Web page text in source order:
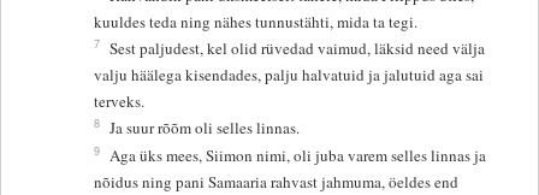
kuuldes teda ning nähes tunnustähti, mida ta tegi.
7 Sest paljudest, kel olid rüvedad vaimud, läksid need välja
valju häälega kisendades, palju halvatuid ja jalutuid aga sai
terveks.
8 Ja suur rõõm oli selles linnas.
9 Aga üks mees, Siimon nimi, oli juba varem selles linnas ja
nõidus ning pani Samaaria rahvast jahmuma, öeldes end